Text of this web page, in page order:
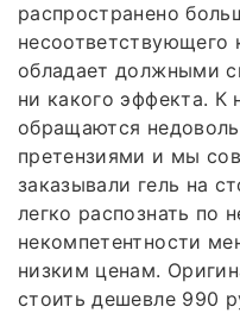
распространено
несоответствующего
обладает должными
ни какого эффекта. К
обращаются
претензиями и мы
заказывали гель на
легко распознать по
некомпетентности
низким ценам.
стоить дешевле 990